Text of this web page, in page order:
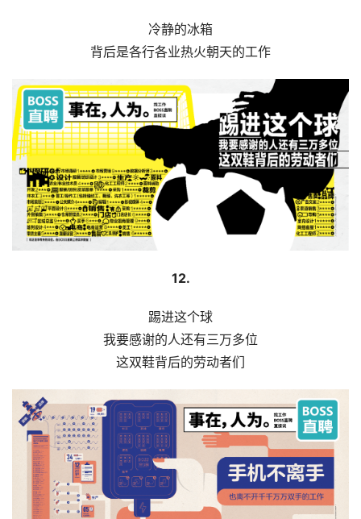
冷静的冰箱
背后是各行各业热火朝天的工作
12.
踢进这个球
我要感谢的人还有三万多位
这双鞋背后的劳动者们